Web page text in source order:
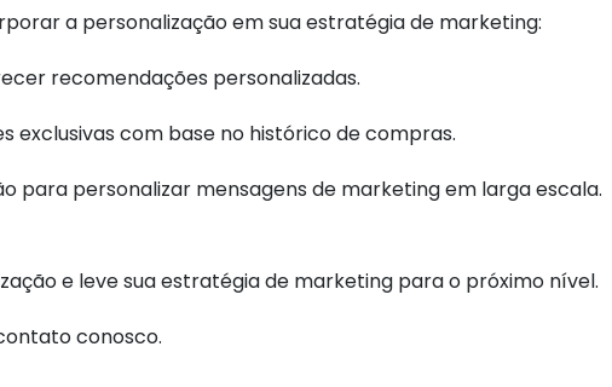
a personalização em sua estratégia de marketing:
recomendações personalizadas.
exclusivas com base no histórico de compras.
para personalizar mensagens de marketing em larga escala.
e leve sua estratégia de marketing para o próximo nível.
conosco.